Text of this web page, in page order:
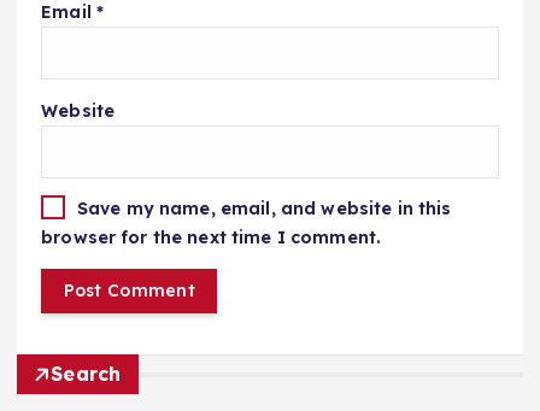
Email *
Website
Save my name, email, and website in this
browser for the next time I comment.
Search